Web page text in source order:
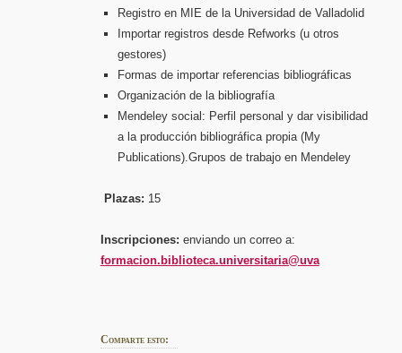
Registro en MIE de la Universidad de Valladolid
Importar registros desde Refworks (u otros
gestores)
Formas de importar referencias bibliográficas
Organización de la bibliografía
Mendeley social: Perfil personal y dar visibilidad
a la producción bibliográfica propia (My
Publications).Grupos de trabajo en Mendeley
Plazas: 15
Inscripciones: enviando un correo a:
formacion.biblioteca.universitaria@uva
Comparte esto: